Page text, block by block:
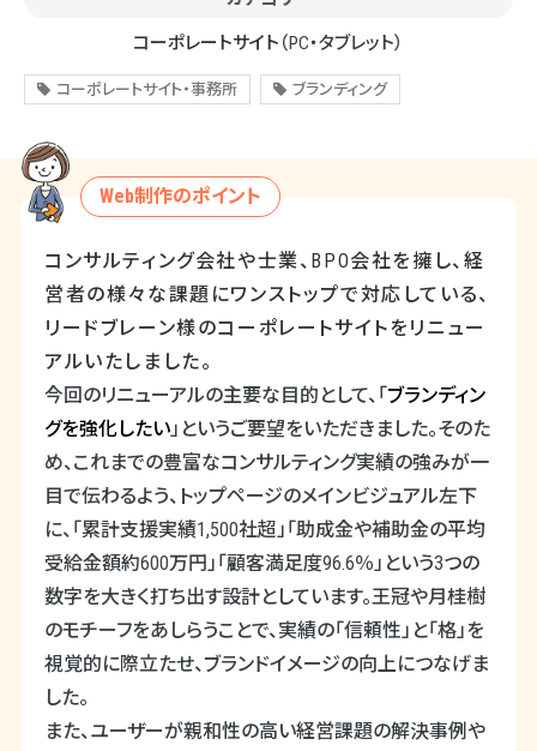
コーポレートサイト （PC・タブレット）
コーポレートサイト・事務所 ブランディング
Web制作のポイント
コンサルティング会社や士業、 BPO会社を擁し、経
営者の様々な課題にワンストップで対応している、
リードブレーン様のコーポレートサイトをリニュー
アルいたしました。
今回のリニューアルの主要な目的として、「ブランディン
グを強化したい 」というご要望をいただきました。そのた
め、これまでの豊富なコンサルティング実績の強みが一
目で伝わるよう、トップページのメインビジュアル左下
に、「累計支援実績1,500社超」「助成金や補助金の平均
受給金額約600万円」「顧客満足度96.6％」という3つの
数字を大きく打ち出す設計としています。王冠や月桂樹
のモチーフをあしらうことで、実績の「信頼性」と「格」を
視覚的に際立たせ、ブランドイメージの向上につなげま
した。
また、ユーザーが親和性の高い経営課題の解決事例や